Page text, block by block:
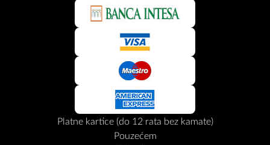
Platne kartice (do 12 rata bez kamate)
Pouzećem